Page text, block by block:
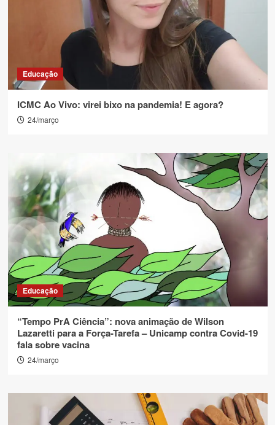
Educação
ICMC Ao Vivo: virei bixo na pandemia! E agora?
24/março
Educação
“Tempo PrA Ciência”: nova animação de Wilson
Lazaretti para a Força-Tarefa – Unicamp contra Covid-19
fala sobre vacina
24/março